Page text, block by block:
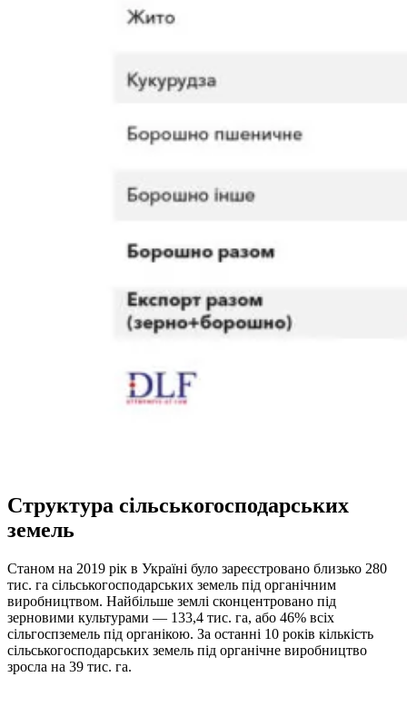
Структура сільськогосподарських
земель
Станом на 2019 рік в Україні було зареєстровано близько 280
тис. га сільськогосподарських земель під органічним
виробництвом. Найбільше землі сконцентровано під
зерновими культурами — 133,4 тис. га, або 46% всіх
сільгоспземель під органікою. За останні 10 років кількість
сільськогосподарських земель під органічне виробництво
зросла на 39 тис. га.